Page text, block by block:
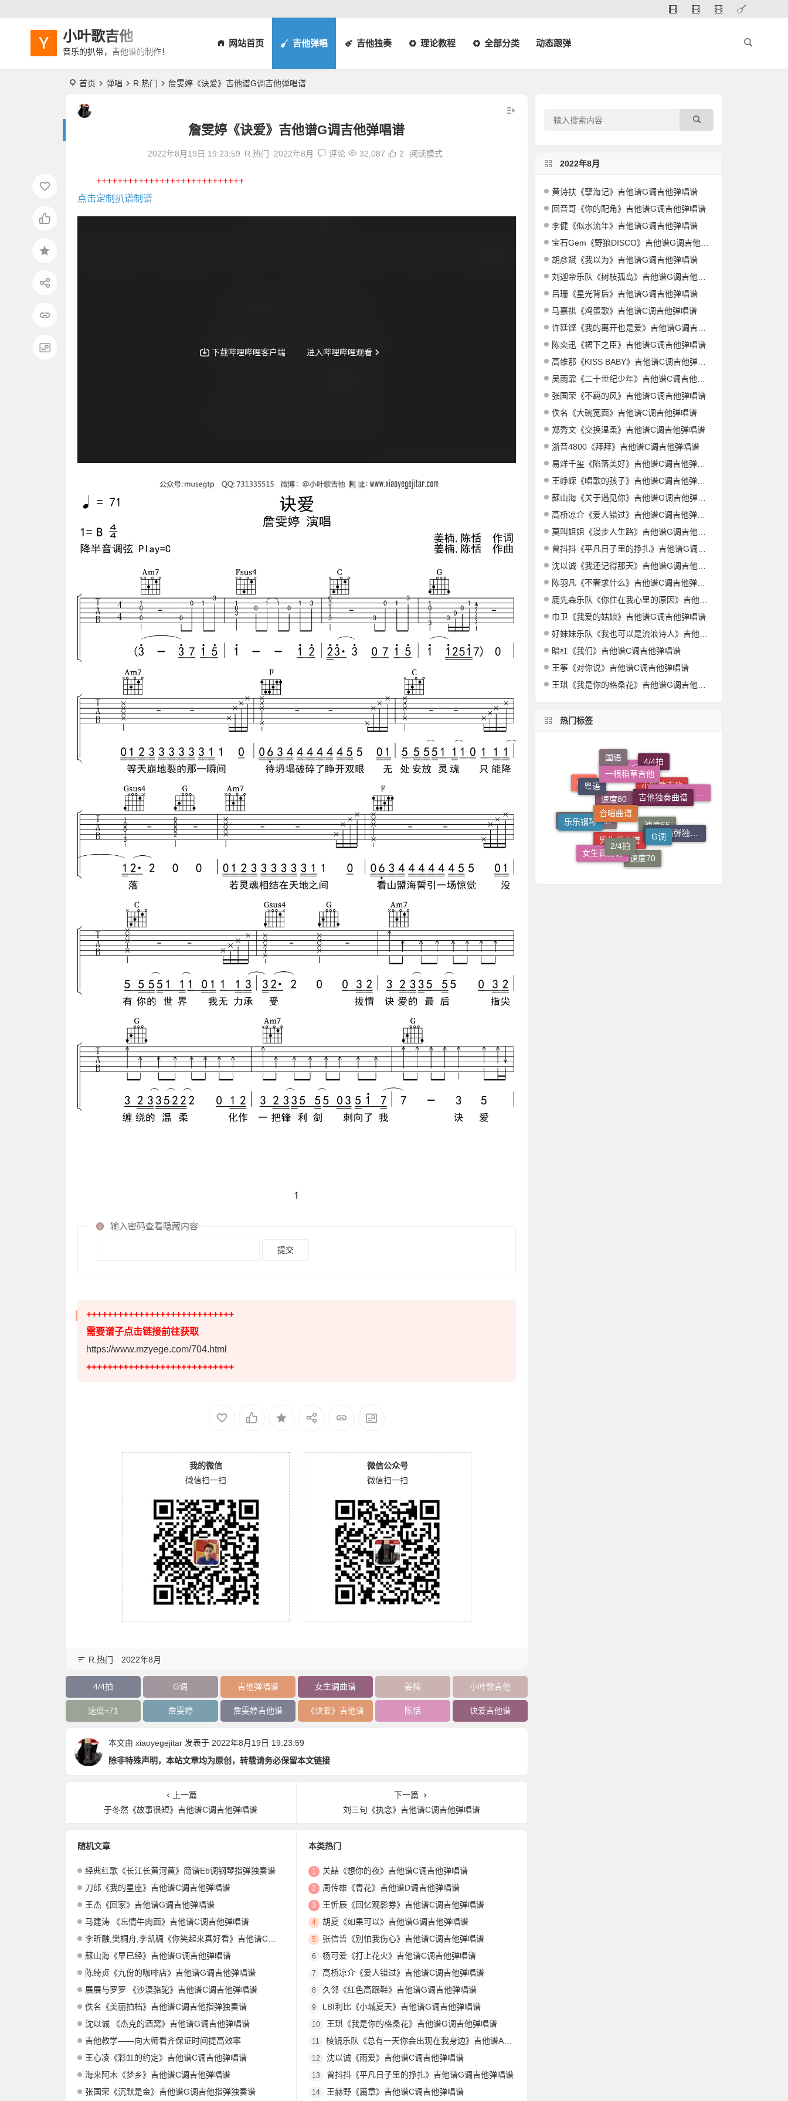
小叶歌吉他
音乐的扒带，吉他谱的制作！
网站首页 吉他弹唱 吉他独奏 理论教程 全部分类 动态跟弹
首页 弹唱 R.热门 詹雯婷《诀爱》吉他谱G调吉他弹唱谱
詹雯婷《诀爱》吉他谱G调吉他弹唱谱
2022年8月19日 19:23:59 R.热门 2022年8月 评论 32,087 2 阅读模式
++++++++++++++++++++++++++++
点击定制扒谱制谱
输入密码查看隐藏内容
++++++++++++++++++++++++++++
需要谱子点击链接前往获取
https://www.mzyege.com/704.html
++++++++++++++++++++++++++++
我的微信
微信扫一扫
微信公众号
微信扫一扫
R.热门 2022年8月
4/4拍 G调 吉他弹唱谱 女生调曲谱 姜楠 小叶歌吉他
速度=71 詹雯婷 詹雯婷吉他谱 《诀爱》吉他谱 陈恬 诀爱吉他谱
本文由 xiaoyegejitar 发表于 2022年8月19日 19:23:59
除非特殊声明，本站文章均为原创，转载请务必保留本文链接
上一篇
于冬然《故事很短》吉他谱C调吉他弹唱谱
下一篇
刘三句《执念》吉他谱C调吉他弹唱谱
随机文章
经典红歌《长江长黄河黄》简谱Eb调钢琴指弹独奏谱
刀郎《我的星座》吉他谱C调吉他弹唱谱
王杰《回家》吉他谱G调吉他弹唱谱
马建涛 《忘情牛肉面》吉他谱C调吉他弹唱谱
李昕融,樊桐舟,李凯稠《你笑起来真好看》吉他谱C调吉他弹唱谱
蘇山海《早已经》吉他谱G调吉他弹唱谱
陈绮贞《九份的咖啡店》吉他谱G调吉他弹唱谱
展展与罗罗 《沙漠骆驼》吉他谱C调吉他弹唱谱
佚名《美丽拍档》吉他谱C调吉他指弹独奏谱
沈以诚 《杰克的酒窝》吉他谱G调吉他弹唱谱
吉他教学——向大师看齐保证时间提高效率
王心凌《彩虹的约定》吉他谱C调吉他弹唱谱
海来阿木《梦乡》吉他谱C调吉他弹唱谱
张国荣《沉默是金》吉他谱G调吉他指弹独奏谱
本类热门
1 关喆《想你的夜》吉他谱C调吉他弹唱谱
2 周传雄《青花》吉他谱D调吉他弹唱谱
3 王忻辰《回忆观影券》吉他谱C调吉他弹唱谱
4 胡夏《如果可以》吉他谱G调吉他弹唱谱
5 张信哲《别怕我伤心》吉他谱C调吉他弹唱谱
6 杨可爱《打上花火》吉他谱C调吉他弹唱谱
7 高桥凉介《爱人错过》吉他谱C调吉他弹唱谱
8 久邻《红色高跟鞋》吉他谱G调吉他弹唱谱
9 LBI利比《小城夏天》吉他谱G调吉他弹唱谱
10 王琪《我是你的格桑花》吉他谱G调吉他弹唱谱
11 棱镜乐队《总有一天你会出现在我身边》吉他谱A调吉他弹唱谱
12 沈以诚《雨爱》吉他谱C调吉他弹唱谱
13 曾抖抖《平凡日子里的挣扎》吉他谱G调吉他弹唱谱
14 王赫野《篇章》吉他谱C调吉他弹唱谱
2022年8月
黄诗扶《孽海记》吉他谱G调吉他弹唱谱
回音哥《你的配角》吉他谱G调吉他弹唱谱
李健《似水流年》吉他谱G调吉他弹唱谱
宝石Gem《野狼DISCO》吉他谱G调吉他弹唱谱
胡彦斌《我以为》吉他谱G调吉他弹唱谱
刘迦帝乐队《树枝孤岛》吉他谱G调吉他弹唱谱
吕珊《星光背后》吉他谱G调吉他弹唱谱
马嘉祺《鸡蛋歌》吉他谱C调吉他弹唱谱
许廷铿《我的离开也是爱》吉他谱G调吉他弹唱谱
陈奕迅《裙下之臣》吉他谱G调吉他弹唱谱
高维那《KISS BABY》吉他谱C调吉他弹唱谱
吴雨霏《二十世纪少年》吉他谱C调吉他弹唱谱
张国荣《不羁的风》吉他谱G调吉他弹唱谱
佚名《大碗宽面》吉他谱C调吉他弹唱谱
郑秀文《交换温柔》吉他谱C调吉他弹唱谱
浙音4800《拜拜》吉他谱C调吉他弹唱谱
易烊千玺《陷落美好》吉他谱C调吉他弹唱谱
王峥嵘《唱歌的孩子》吉他谱C调吉他弹唱谱
蘇山海《关于遇见你》吉他谱G调吉他弹唱谱
高桥凉介《爱人错过》吉他谱C调吉他弹唱谱
莫叫姐姐《漫步人生路》吉他谱G调吉他弹唱谱
曾抖抖《平凡日子里的挣扎》吉他谱G调吉他弹唱谱
沈以诚《我还记得那天》吉他谱G调吉他弹唱谱
陈羽凡《不奢求什么》吉他谱C调吉他弹唱谱
鹿先森乐队《你住在我心里的原因》吉他谱G调吉他弹唱谱
巾卫《我爱的姑娘》吉他谱G调吉他弹唱谱
好妹妹乐队《我也可以是流浪诗人》吉他谱C调吉他弹唱谱
暗杠《我们》吉他谱C调吉他弹唱谱
王筝《对你说》吉他谱C调吉他弹唱谱
王琪《我是你的格桑花》吉他谱G调吉他弹唱谱
热门标签
速度80
吉他弹唱谱
小叶歌吉他
速度65
男生调曲谱
志诚音乐吉他
C调
国语 4/4拍
钢琴指弹独奏谱
速度70
女生调曲谱
乐乐钢琴
粤语
一根稻草吉他
吉他独奏曲谱
G调
2/4拍
合唱曲谱